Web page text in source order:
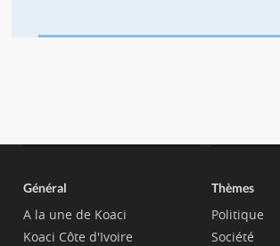
Général
A la une de Koaci
Koaci Côte d'Ivoire
Thèmes
Politique
Société